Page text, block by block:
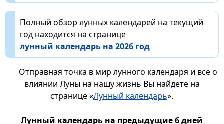
Полный обзор лунных календарей на текущий
год находится на странице
лунный календарь на 2026 год
Отправная точка в мир лунного календаря и все о
влиянии Луны на нашу жизнь Вы найдете на
странице «Лунный календарь».
Лунный календарь на предыдущие 6 дней